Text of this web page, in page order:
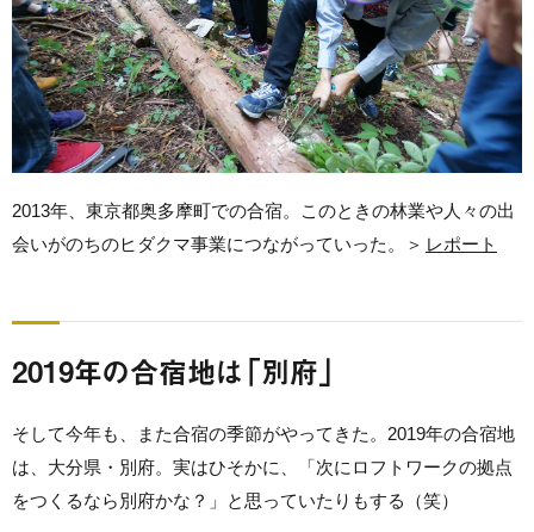
2013年、東京都奥多摩町での合宿。このときの林業や人々の出
会いがのちのヒダクマ事業につながっていった。＞ レポート
2019年の合宿地は「別府」
そして今年も、また合宿の季節がやってきた。2019年の合宿地
は、大分県・別府。実はひそかに、「次にロフトワークの拠点
をつくるなら別府かな？」と思っていたりもする（笑）